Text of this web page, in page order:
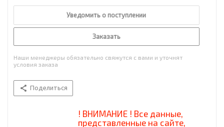
Уведомить о поступлении
Заказать
Наши менеджеры обязательно свяжутся с вами и уточнят
условия заказа
Поделиться
! ВНИМАНИЕ ! Все данные,
представленные на сайте,